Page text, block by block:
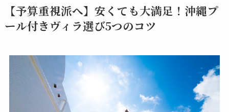
【予算重視派へ】安くても大満足！沖縄プ
ール付きヴィラ選び5つのコツ